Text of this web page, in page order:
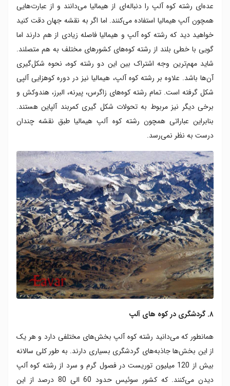
عده‌ای رشته کوه آلپ را دنباله‌ای از هیمالیا می‌دانند و از عبارت‌هایی
همچون آلپ هیمالیا استفاده می‌کنند. اما اگر به نقشه جهان دقت کنید
خواهید دید که رشته کوه آلپ و هیمالیا فاصله زیادی از هم دارند اما
گویی با خطی بلند از رشته کوه‌های کشورهای مختلف به هم متصلند.
شاید مهم‌ترین وجه اشتراک بین این دو رشته کوه، نحوه شکل‌گیری
آن‌ها باشد. علاوه بر رشته کوه آلپ، هیمالیا نیز در دوره کوهزایی آلپی
شکل گرفته است. تمام رشته کوه‌های زاگرس، پیرنه، البرز، هندوکش و
برخی دیگر نیز مربوط به تحولات شکل گیری کمربند آلپاین هستند.
بنابراین عباراتی همچون رشته کوه آلپ هیمالیا طبق نقشه چندان
درست به نظر نمی‌رسد.
۸. گردشگری در کوه های آلپ
همانطور که می‌دانید رشته کوه آلپ بخش‌های مختلفی دارد و هر یک
از این بخش‌ها جاذبه‌های گردشگری بسیاری دارند. به طور کلی سالانه
بیش از 120 میلیون توریست در فصول گرم و سرد از رشته کوه آلپ
دیدن می‌کنند. که کشور سوئیس حدود 60 الی 80 درصد از این